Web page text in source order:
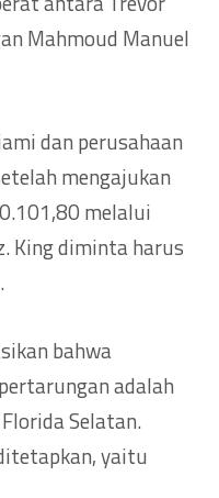
Mahmoud Manuel
dan perusahaan
mengajukan
melalui
King diminta harus
bahwa
adalah
Selatan.
yaitu